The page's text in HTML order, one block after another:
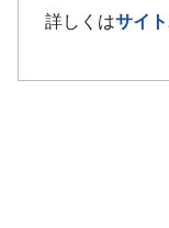
詳しくはサイ